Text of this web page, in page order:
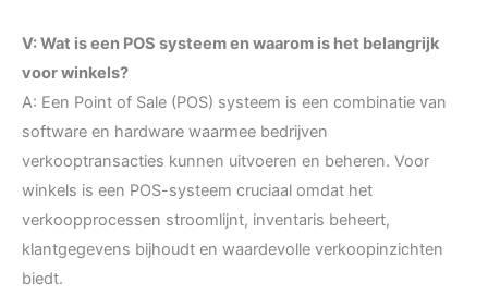
V: Wat is een POS systeem en waarom is het belangrijk
voor winkels?
A: Een Point of Sale (POS) systeem is een combinatie van
software en hardware waarmee bedrijven
verkooptransacties kunnen uitvoeren en beheren. Voor
winkels is een POS-systeem cruciaal omdat het
verkoopprocessen stroomlijnt, inventaris beheert,
klantgegevens bijhoudt en waardevolle verkoopinzichten
biedt.